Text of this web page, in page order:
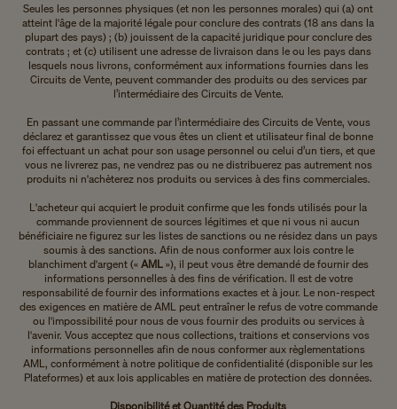
Seules les personnes physiques (et non les personnes morales) qui (a) ont
atteint l'âge de la majorité légale pour conclure des contrats (18 ans dans la
plupart des pays) ; (b) jouissent de la capacité juridique pour conclure des
contrats ; et (c) utilisent une adresse de livraison dans le ou les pays dans
lesquels nous livrons, conformément aux informations fournies dans les
Circuits de Vente, peuvent commander des produits ou des services par
l’intermédiaire des Circuits de Vente.
En passant une commande par l’intermédiaire des Circuits de Vente, vous
déclarez et garantissez que vous êtes un client et utilisateur final de bonne
foi effectuant un achat pour son usage personnel ou celui d’un tiers, et que
vous ne livrerez pas, ne vendrez pas ou ne distribuerez pas autrement nos
produits ni n'achèterez nos produits ou services à des fins commerciales.
L'acheteur qui acquiert le produit confirme que les fonds utilisés pour la
commande proviennent de sources légitimes et que ni vous ni aucun
bénéficiaire ne figurez sur les listes de sanctions ou ne résidez dans un pays
soumis à des sanctions. Afin de nous conformer aux lois contre le
blanchiment d'argent (« AML »), il peut vous être demandé de fournir des
informations personnelles à des fins de vérification. Il est de votre
responsabilité de fournir des informations exactes et à jour. Le non-respect
des exigences en matière de AML peut entraîner le refus de votre commande
ou l'impossibilité pour nous de vous fournir des produits ou services à
l'avenir. Vous acceptez que nous collections, traitions et conservions vos
informations personnelles afin de nous conformer aux règlementations
AML, conformément à notre politique de confidentialité (disponible sur les
Plateformes) et aux lois applicables en matière de protection des données.
Disponibilité et Quantité des Produits